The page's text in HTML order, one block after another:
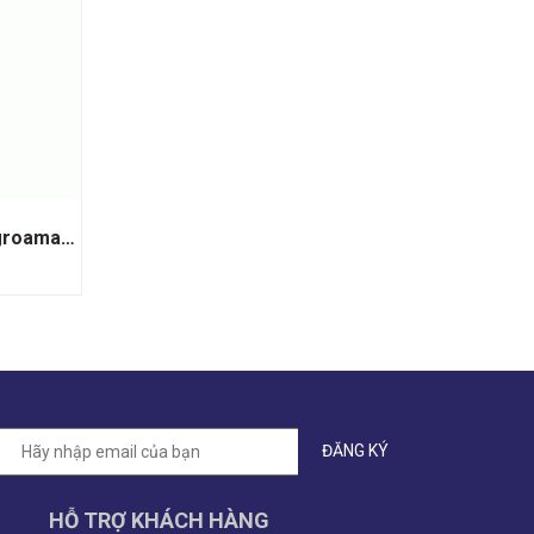
Rượu Vang Đỏ Luccarelli Negroamaro
HỖ TRỢ KHÁCH HÀNG